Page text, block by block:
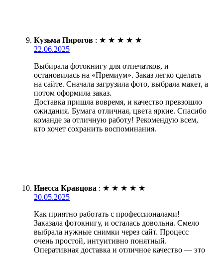
Кузьма Пирогов : ★ ★ ★ ★ ★
22.06.2025
Выбирала фотокнигу для отпечатков, и
остановилась на «Премиум». Заказ легко сделать
на сайте. Сначала загрузила фото, выбрала макет, а
потом оформила заказ.
Доставка пришла вовремя, и качество превзошло
ожидания. Бумага отличная, цвета яркие. Спасибо
команде за отличную работу! Рекомендую всем,
кто хочет сохранить воспоминания.
Инесса Кравцова : ★ ★ ★ ★ ★
20.05.2025
Как приятно работать с профессионалами!
Заказала фотокнигу, и осталась довольна. Смело
выбрала нужные снимки через сайт. Процесс
очень простой, интуитивно понятный.
Оперативная доставка и отличное качество — это